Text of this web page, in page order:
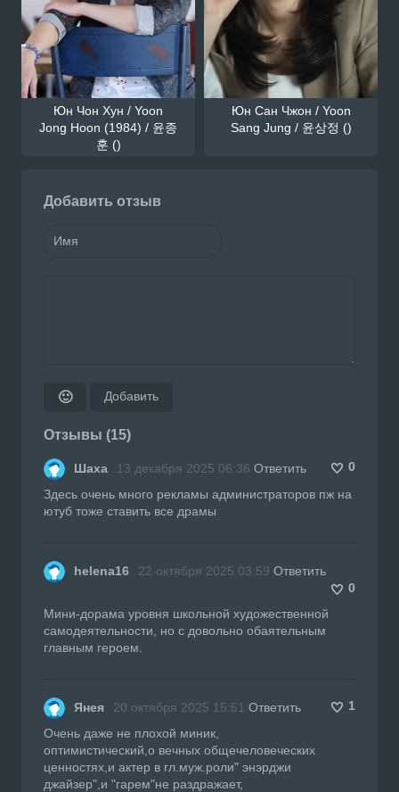
Юн Чон Хун / Yoon
Jong Hoon (1984) / 윤종
훈 ()
Юн Сан Чжон / Yoon
Sang Jung / 윤상정 ()
Добавить отзыв
🙂 Добавить
Отзывы (15)
Шаха 13 декабря 2025 06:36 Ответить
0
Здесь очень много рекламы администраторов пж на
ютуб тоже ставить все драмы
helena16 22 октября 2025 03:59 Ответить
0
Мини-дорама уровня школьной художественной
самодеятельности, но с довольно обаятельным
главным героем.
Янея 20 октября 2025 15:51 Ответить
1
Очень даже не плохой миник,
оптимистический,о вечных общечеловеческих
ценностях,и актер в гл.муж.роли" энэрджи
джайзер",и "гарем"не раздражает,